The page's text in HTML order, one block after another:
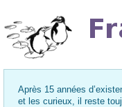
Après 15 années
et les curieux, il reste